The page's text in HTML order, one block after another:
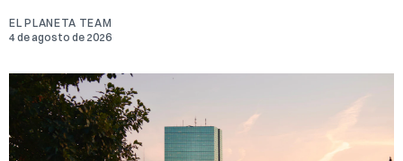
EL PLANETA TEAM
4 de agosto de 2026